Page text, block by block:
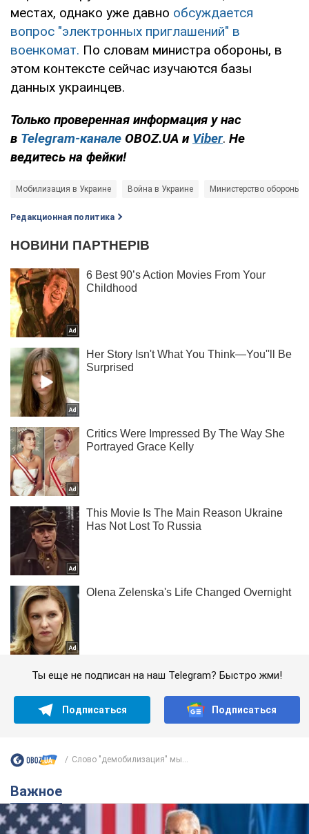
местах, однако уже давно обсуждается
вопрос "электронных приглашений" в
военкомат. По словам министра обороны, в
этом контексте сейчас изучаются базы
данных украинцев.
Только проверенная информация у нас
в Telegram-канале OBOZ.UA и Viber. Не
ведитесь на фейки!
Мобилизация в Украине Война в Украине Министерство обороны
Редакционная политика
Ты еще не подписан на наш Telegram? Быстро жми!
Подписаться Подписаться
Слово "демобилизация" мы...
Важное